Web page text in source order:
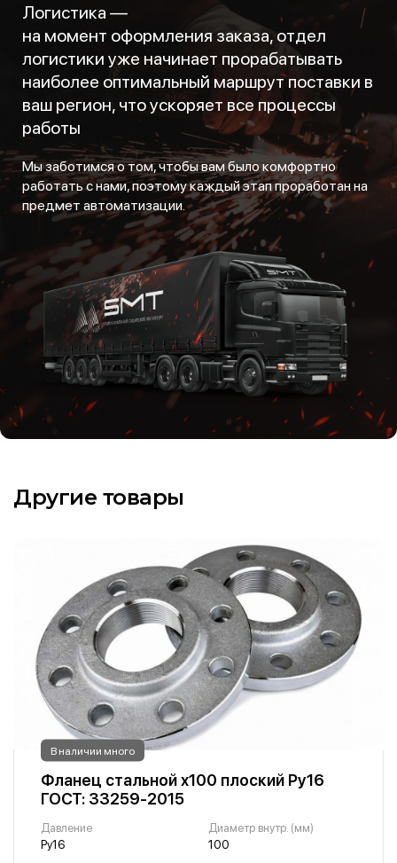
Логистика —
на момент оформления заказа, отдел
логистики уже начинает прорабатывать
наиболее оптимальный маршрут поставки в
ваш регион, что ускоряет все процессы
работы
Мы заботимся о том, чтобы вам было комфортно
работать с нами, поэтому каждый этап проработан на
предмет автоматизации.
Другие товары
В наличии много
Фланец стальной х100 плоский Ру16
ГОСТ: 33259-2015
Давление
Ру16
Диаметр внутр. (мм)
100